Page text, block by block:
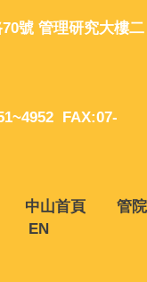
管理研究大樓二
室
FAX:07-
中山首頁
管院
EN